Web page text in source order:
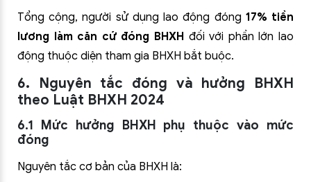
Tổng cộng, người sử dụng lao động đóng 17% tiền
lương làm căn cứ đóng BHXH đối với phần lớn lao
động thuộc diện tham gia BHXH bắt buộc.
6. Nguyên tắc đóng và hưởng BHXH
theo Luật BHXH 2024
6.1 Mức hưởng BHXH phụ thuộc vào mức
đóng
Nguyên tắc cơ bản của BHXH là: